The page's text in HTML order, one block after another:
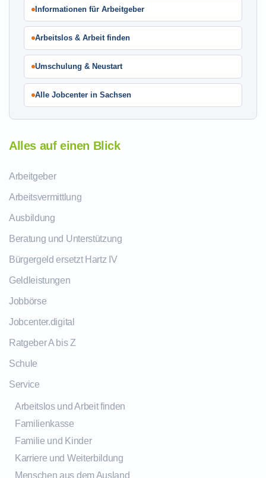
Informationen für Arbeitgeber
Arbeitslos & Arbeit finden
Umschulung & Neustart
Alle Jobcenter in Sachsen
Alles auf einen Blick
Arbeitgeber
Arbeitsvermittlung
Ausbildung
Beratung und Unterstützung
Bürgergeld ersetzt Hartz IV
Geldleistungen
Jobbörse
Jobcenter.digital
Ratgeber A bis Z
Schule
Service
Arbeitslos und Arbeit finden
Familienkasse
Familie und Kinder
Karriere und Weiterbildung
Menschen aus dem Ausland